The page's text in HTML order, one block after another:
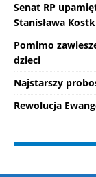
Senat RP
Stanisława
Pomimo
dzieci
Najstarszy
Rewolucja